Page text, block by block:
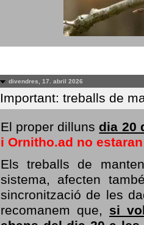
divendres, 17. abril 2026
Important: treballs de
El proper dilluns dia 20
i Ornitho.ad no
Els treballs de
sistema, afecten
sincronització de les
recomanem que, si